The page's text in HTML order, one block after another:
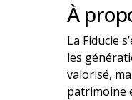
À
La Fiducie
les
valorisé,
patrimoine